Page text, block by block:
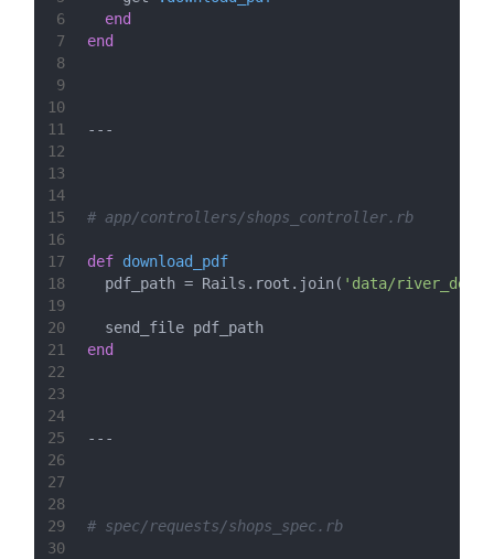
6
7
8
9
10
11
12
13
14
15
16
17
18
19
20
21
22
23
24
25
26
27
28
29
30
end
end
---
# app/controllers/shops_controller.rb
def download_pdf
  pdf_path = Rails.root.join(
'data/
  send_file pdf_path
end
---
# spec/requests/shops_spec.rb